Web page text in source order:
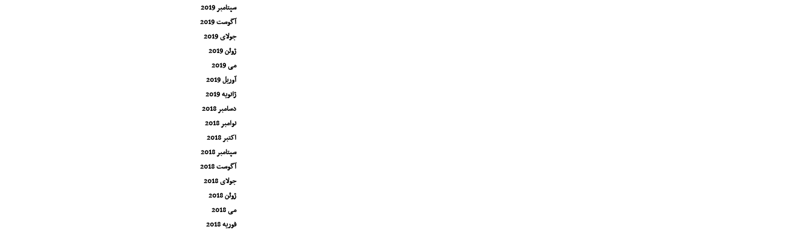
سپتامبر 2019
آگوست 2019
جولای 2019
ژوئن 2019
می 2019
آوریل 2019
ژانویه 2019
دسامبر 2018
نوامبر 2018
اکتبر 2018
سپتامبر 2018
آگوست 2018
جولای 2018
ژوئن 2018
می 2018
فوریه 2018